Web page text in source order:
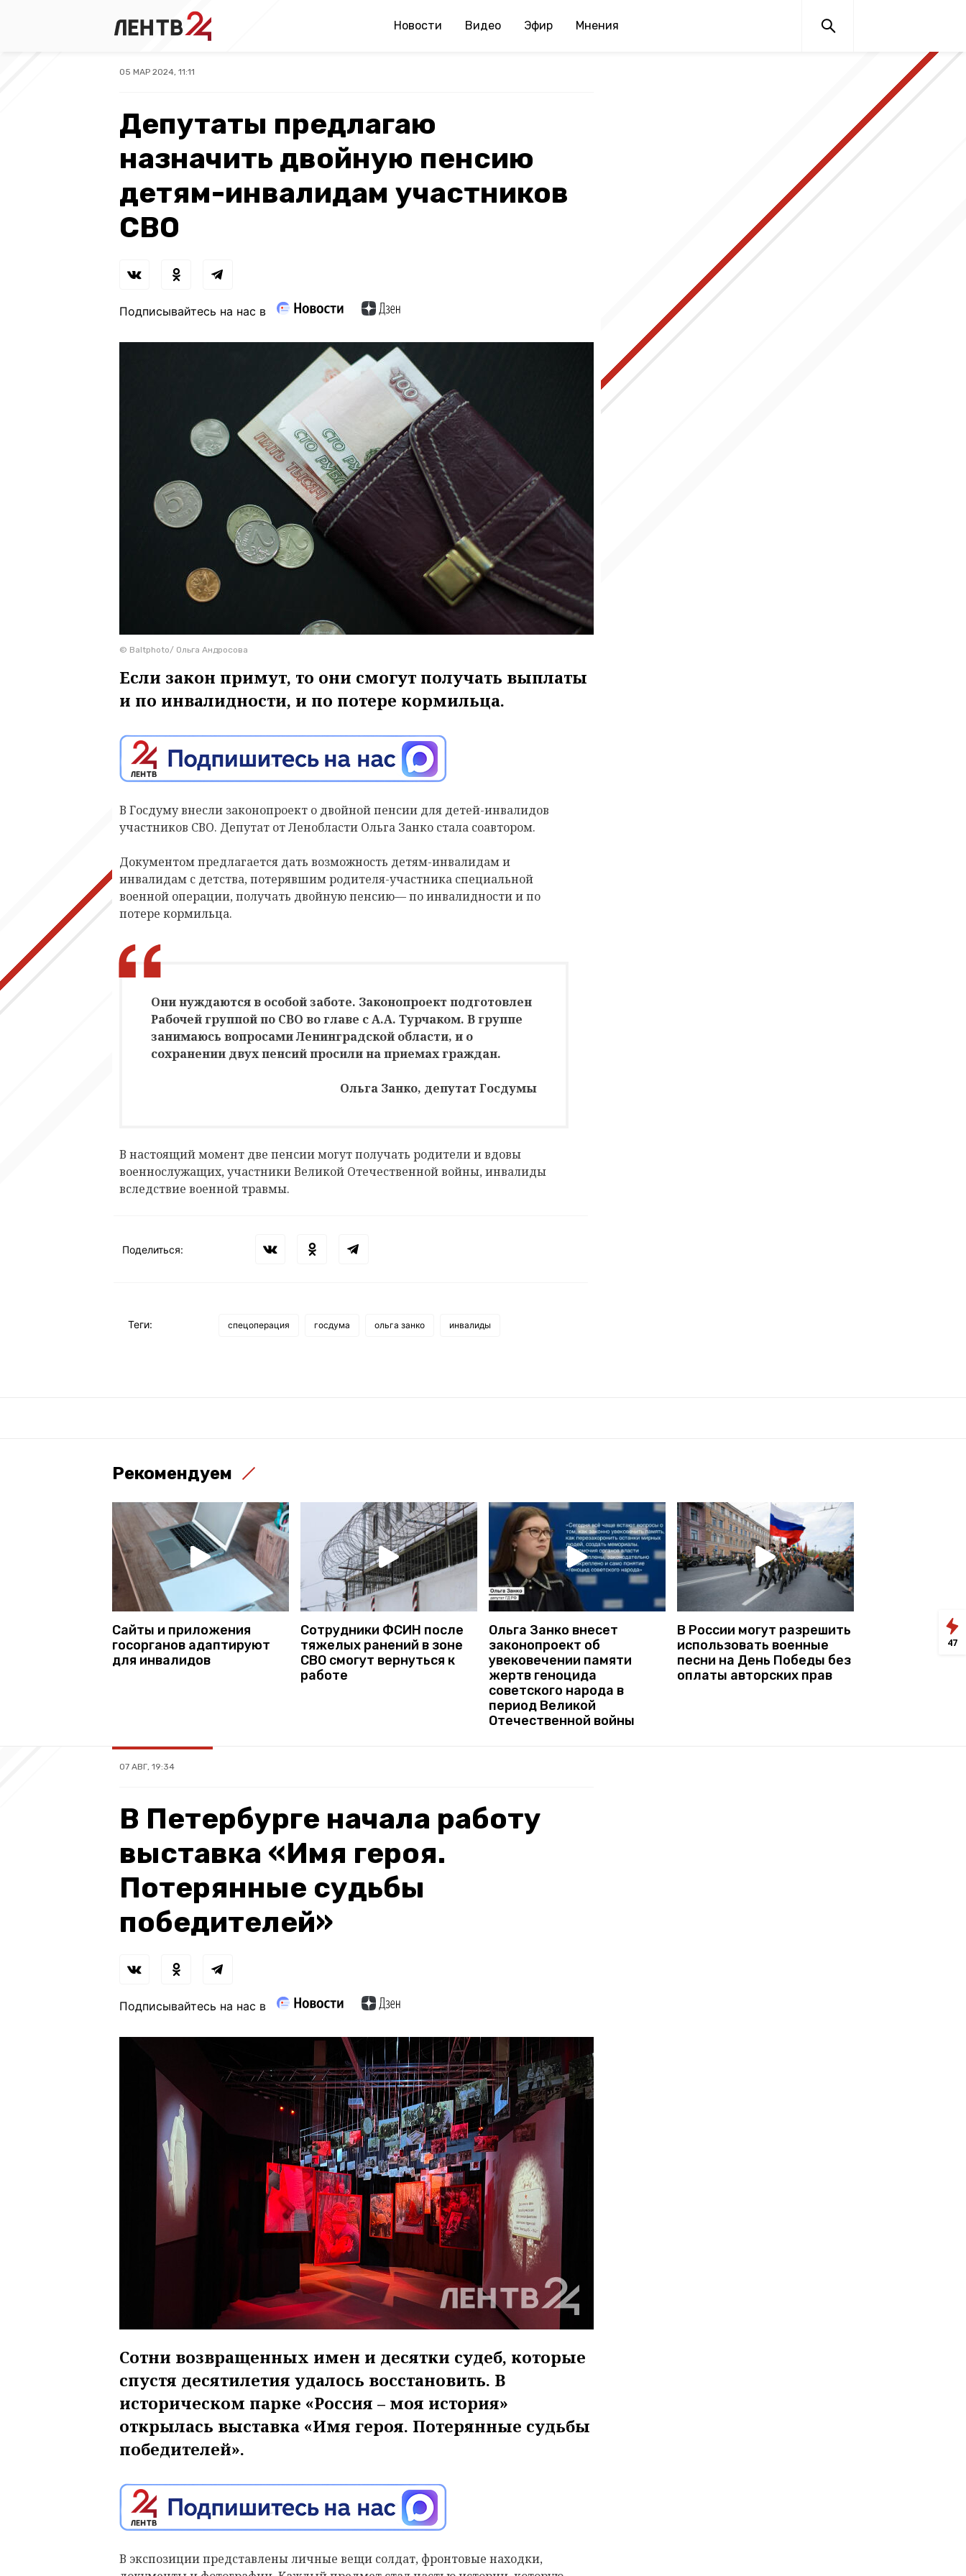
Новости Видео Эфир Мнения
05 МАР 2024, 11:11
Депутаты предлагаю
назначить двойную пенсию
детям-инвалидам участников
СВО
Подписывайтесь на нас в
© Baltphoto/ Ольга Андросова
Если закон примут, то они смогут получать выплаты
и по инвалидности, и по потере кормильца.
В Госдуму внесли законопроект о двойной пенсии для детей-инвалидов
участников СВО. Депутат от Ленобласти Ольга Занко стала соавтором.
Документом предлагается дать возможность детям-инвалидам и
инвалидам с детства, потерявшим родителя-участника специальной
военной операции, получать двойную пенсию— по инвалидности и по
потере кормильца.
Они нуждаются в особой заботе. Законопроект подготовлен
Рабочей группой по СВО во главе с А.А. Турчаком. В группе
занимаюсь вопросами Ленинградской области, и о
сохранении двух пенсий просили на приемах граждан.
Ольга Занко, депутат Госдумы
В настоящий момент две пенсии могут получать родители и вдовы
военнослужащих, участники Великой Отечественной войны, инвалиды
вследствие военной травмы.
Поделиться:
Теги: спецоперация госдума ольга занко инвалиды
Рекомендуем
Сайты и приложения
госорганов адаптируют
для инвалидов
Сотрудники ФСИН после
тяжелых ранений в зоне
СВО смогут вернуться к
работе
Ольга Занко внесет
законопроект об
увековечении памяти
жертв геноцида
советского народа в
период Великой
Отечественной войны
В России могут разрешить
использовать военные
песни на День Победы без
оплаты авторских прав
07 АВГ, 19:34
В Петербурге начала работу
выставка «Имя героя.
Потерянные судьбы
победителей»
Подписывайтесь на нас в
Сотни возвращенных имен и десятки судеб, которые
спустя десятилетия удалось восстановить. В
историческом парке «Россия – моя история»
открылась выставка «Имя героя. Потерянные судьбы
победителей».
В экспозиции представлены личные вещи солдат, фронтовые находки,
47